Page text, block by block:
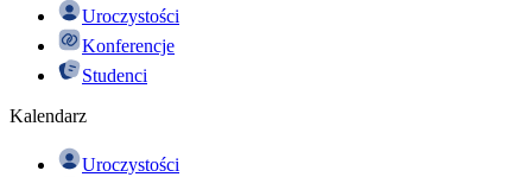
Uroczystości
Konferencje
Studenci
Kalendarz
Uroczystości